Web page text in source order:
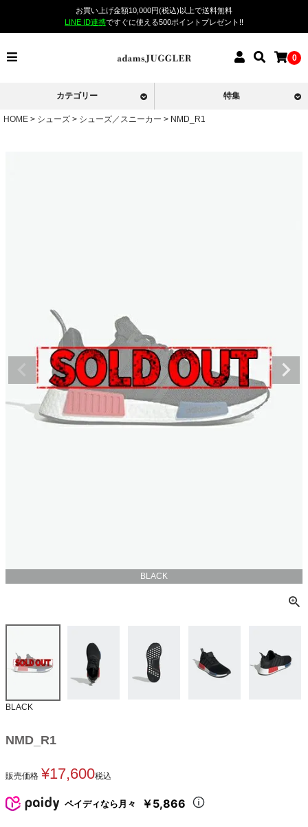
お買い上げ金額10,000円(税込)以上で送料無料
LINE ID連携ですぐに使える500ポイントプレゼント!!
0
カテゴリー 特集
HOME シューズ シューズ／スニーカー NMD_R1
BLACK
BLACK
NMD_R1
販売価格 ¥17,600税込
ペイディなら月々 ￥5,866